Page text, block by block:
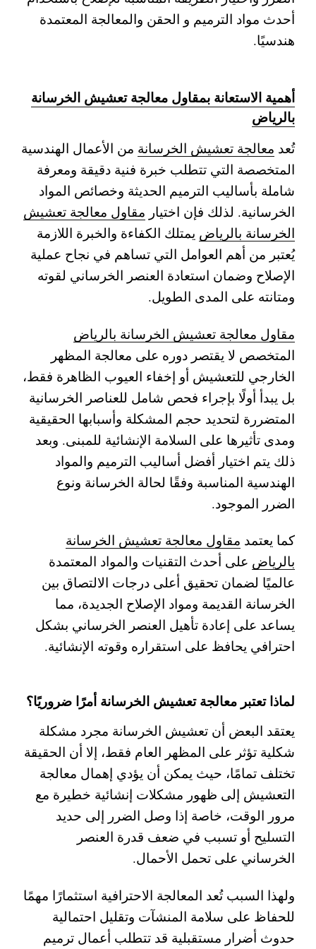
أحدث مواد الترميم و الحقن والمعالجة المعتمدة
هندسيًا.
أهمية الاستعانة بمقاول معالجة تعشيش الخرسانة
بالرياض
تُعد معالجة تعشيش الخرسانة من الأعمال الهندسية
المتخصصة التي تتطلب خبرة فنية دقيقة ومعرفة
شاملة بأساليب الترميم الحديثة وخصائص المواد
الخرسانية. لذلك فإن اختيار مقاول معالجة تعشيش
الخرسانة بالرياض يمتلك الكفاءة والخبرة اللازمة
يُعتبر من أهم العوامل التي تساهم في نجاح عملية
الإصلاح وضمان استعادة العنصر الخرساني لقوته
ومتانته على المدى الطويل.
مقاول معالجة تعشيش الخرسانة بالرياض
المتخصص لا يقتصر دوره على معالجة المظهر
الخارجي للتعشيش أو إخفاء العيوب الظاهرة فقط،
بل يبدأ أولًا بإجراء فحص شامل للعناصر الخرسانية
المتضررة لتحديد حجم المشكلة وأسبابها الحقيقية
ومدى تأثيرها على السلامة الإنشائية للمبنى. وبعد
ذلك يتم اختيار أفضل أساليب الترميم والمواد
الهندسية المناسبة وفقًا لحالة الخرسانة ونوع
الضرر الموجود.
كما يعتمد مقاول معالجة تعشيش الخرسانة
بالرياض على أحدث التقنيات والمواد المعتمدة
عالميًا لضمان تحقيق أعلى درجات الالتصاق بين
الخرسانة القديمة ومواد الإصلاح الجديدة، مما
يساعد على إعادة تأهيل العنصر الخرساني بشكل
احترافي يحافظ على استقراره وقوته الإنشائية.
لماذا تعتبر معالجة تعشيش الخرسانة أمرًا ضروريًا؟
يعتقد البعض أن تعشيش الخرسانة مجرد مشكلة
شكلية تؤثر على المظهر العام فقط، إلا أن الحقيقة
تختلف تمامًا، حيث يمكن أن يؤدي إهمال معالجة
التعشيش إلى ظهور مشكلات إنشائية خطيرة مع
مرور الوقت، خاصة إذا وصل الضرر إلى حديد
التسليح أو تسبب في ضعف قدرة العنصر
الخرساني على تحمل الأحمال.
ولهذا السبب تُعد المعالجة الاحترافية استثمارًا مهمًا
للحفاظ على سلامة المنشآت وتقليل احتمالية
حدوث أضرار مستقبلية قد تتطلب أعمال ترميم